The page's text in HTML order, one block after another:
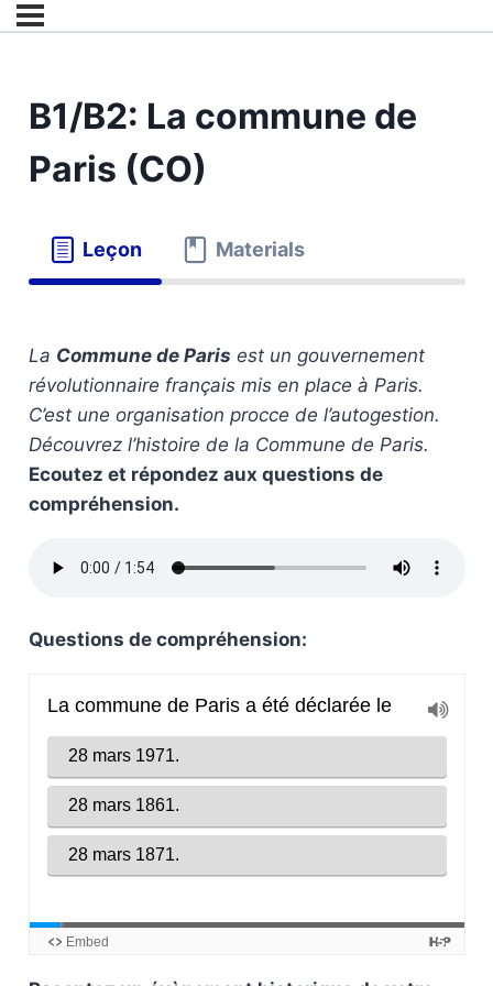
B1/B2: La commune de
Paris (CO)
Leçon Materials
La Commune de Paris est un gouvernement
révolutionnaire français mis en place à Paris.
C’est une organisation procce de l’autogestion.
Découvrez l’histoire de la Commune de Paris.
Ecoutez et répondez aux questions de
compréhension.
Questions de compréhension: